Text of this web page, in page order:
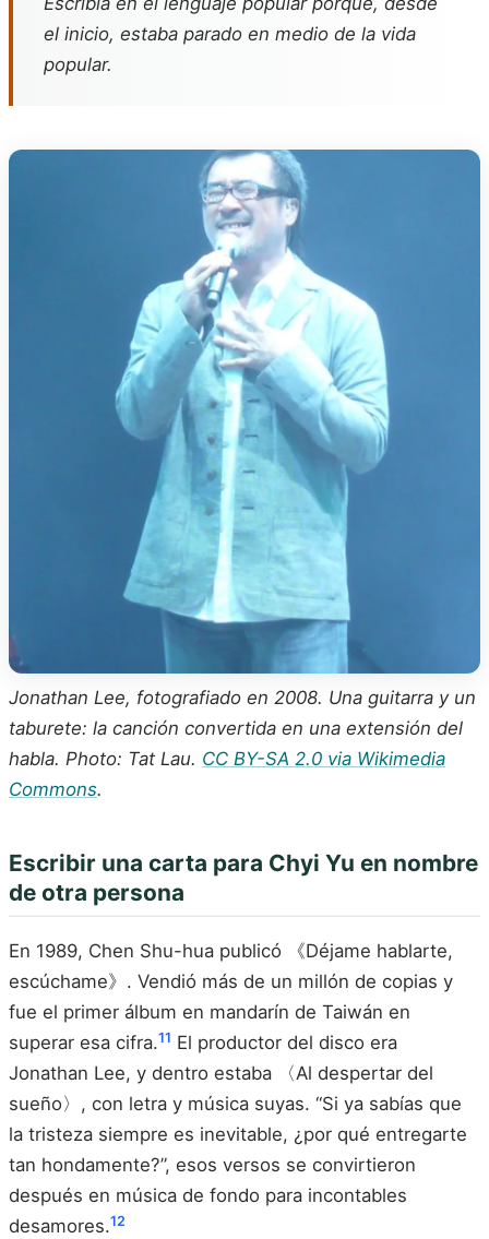
el inicio, estaba parado en medio de la vida
popular.
Jonathan Lee, fotografiado en 2008. Una guitarra y un
taburete: la canción convertida en una extensión del
habla. Photo: Tat Lau. CC BY-SA 2.0 via Wikimedia
Commons.
Escribir una carta para Chyi Yu en nombre
de otra persona
En 1989, Chen Shu-hua publicó 《Déjame hablarte,
escúchame》. Vendió más de un millón de copias y
fue el primer álbum en mandarín de Taiwán en
superar esa cifra.11 El productor del disco era
Jonathan Lee, y dentro estaba 〈Al despertar del
sueño〉, con letra y música suyas. “Si ya sabías que
la tristeza siempre es inevitable, ¿por qué entregarte
tan hondamente?”, esos versos se convirtieron
después en música de fondo para incontables
desamores.12